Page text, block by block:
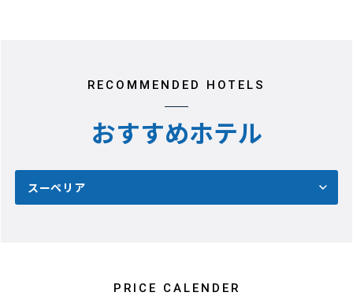
RECOMMENDED HOTELS
おすすめホテル
スーペリア
PRICE CALENDER